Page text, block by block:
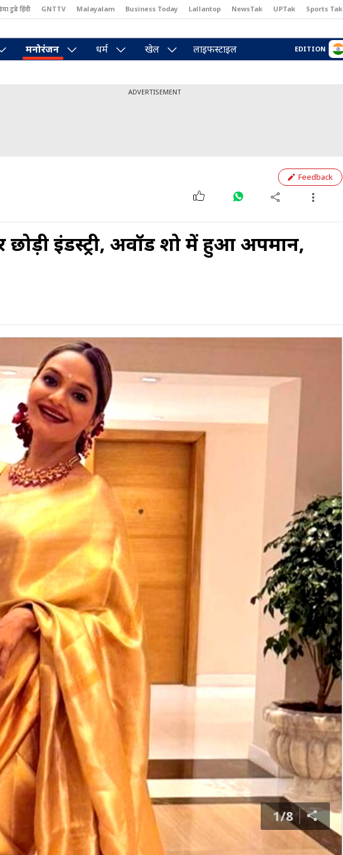
टुडे हिंदी GNTTV Malayalam Business Today Lallantop NewsTak UPTak Sports Tak
मनोरंजन धर्म खेल लाइफस्टाइल EDITION
ADVERTISEMENT
Feedback
इंडस्ट्री, अवॉर्ड शो में हुआ अपमान,
1/8